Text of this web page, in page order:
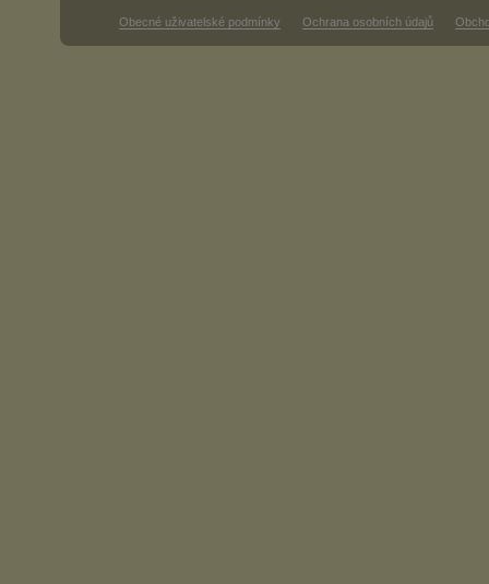
Obecné uživatelské podmínky Ochrana osobních údajů